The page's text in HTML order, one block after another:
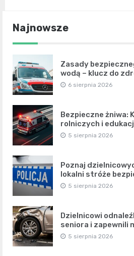
Najnowsze
Zasady
wodą – klucz do
6 sierpnia 2026
Bezpieczne żniwa:
rolniczych i
5 sierpnia 2026
Poznaj
lokalni stróże
5 sierpnia 2026
Dzielnicowi
seniora i zapewnili
5 sierpnia 2026